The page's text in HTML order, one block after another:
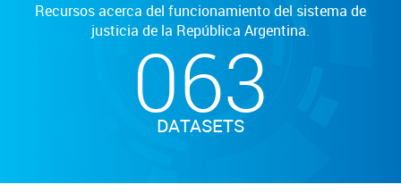
Recursos acerca del funcionamiento del sistema de
justicia de la República Argentina.
063
DATASETS